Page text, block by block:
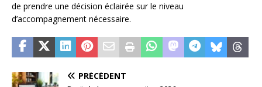
de prendre une décision éclairée sur le niveau
d’accompagnement nécessaire.
PRÉCÉDENT